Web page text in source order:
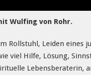
Wulfing von Rohr.
Rollstuhl, Leiden
viel Hilfe, Lösung,
Lebensberaterin,